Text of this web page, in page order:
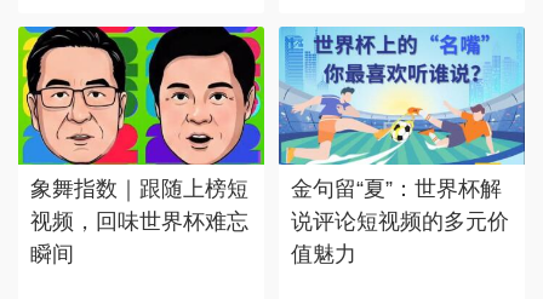
象舞指数｜跟随上榜短
视频，回味世界杯难忘
瞬间
金句留“夏”：世界杯解
说评论短视频的多元价
值魅力